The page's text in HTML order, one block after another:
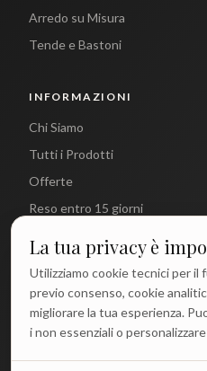
Arredo su Misura
Tende e Bastoni
INFORMAZIONI
Chi Siamo
Tutti i Prodotti
Offerte
Reso entro 15 giorni
CONTATTI
info@antichetradizioni.it
+39 329 617 1194
La tua privacy è
Utilizziamo cookie tecnici per il
previo consenso, cookie
migliorare la tua esperienza.
i non essenziali o